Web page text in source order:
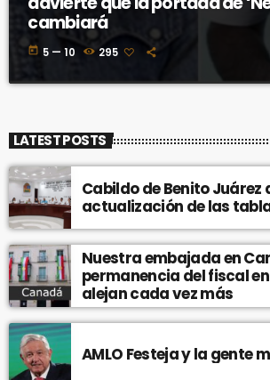
cambiará
today 5 — 10 295
LATEST POSTS
Cabildo de Benito Juárez
actualización de las
Nuestra embajada en
permanencia del fiscal
alejan cada vez más
AMLO Festeja y la gente